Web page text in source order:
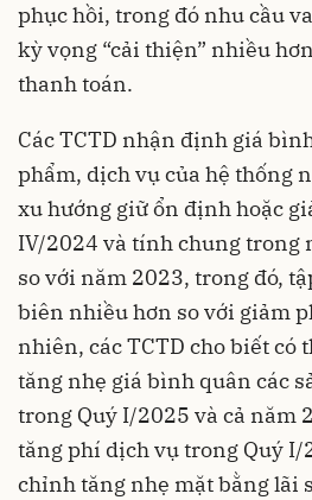
phục hồi, trong đó nhu cầu
kỳ vọng “cải thiện” nhiều
thanh toán.
Các TCTD nhận định giá
phẩm, dịch vụ của hệ thống
xu hướng giữ ổn định hoặc
IV/2024 và tính chung trong
so với năm 2023, trong đó,
biên nhiều hơn so với giảm
nhiên, các TCTD cho biết có
tăng nhẹ giá bình quân các
trong Quý I/2025 và cả năm
tăng phí dịch vụ trong Quý I/
chỉnh tăng nhẹ mặt bằng lãi